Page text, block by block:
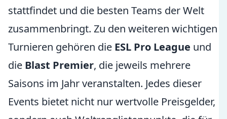
stattfindet und die besten Teams der Welt
zusammenbringt. Zu den weiteren wichtigen
Turnieren gehören die ESL Pro League und
die Blast Premier, die jeweils mehrere
Saisons im Jahr veranstalten. Jedes dieser
Events bietet nicht nur wertvolle Preisgelder,